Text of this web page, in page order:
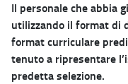
Il personale che abbia
utilizzando il format di
format curriculare
tenuto a ripresentare
predetta selezione.